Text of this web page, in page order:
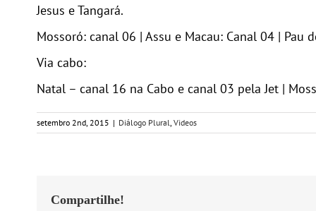
Jesus e Tangará.
Mossoró: canal 06 | Assu e Macau: Canal 04 | Pau
Via cabo:
Natal – canal 16 na Cabo e canal 03 pela Jet |
setembro 2nd, 2015 | Diálogo Plural Videos
Compartilhe!